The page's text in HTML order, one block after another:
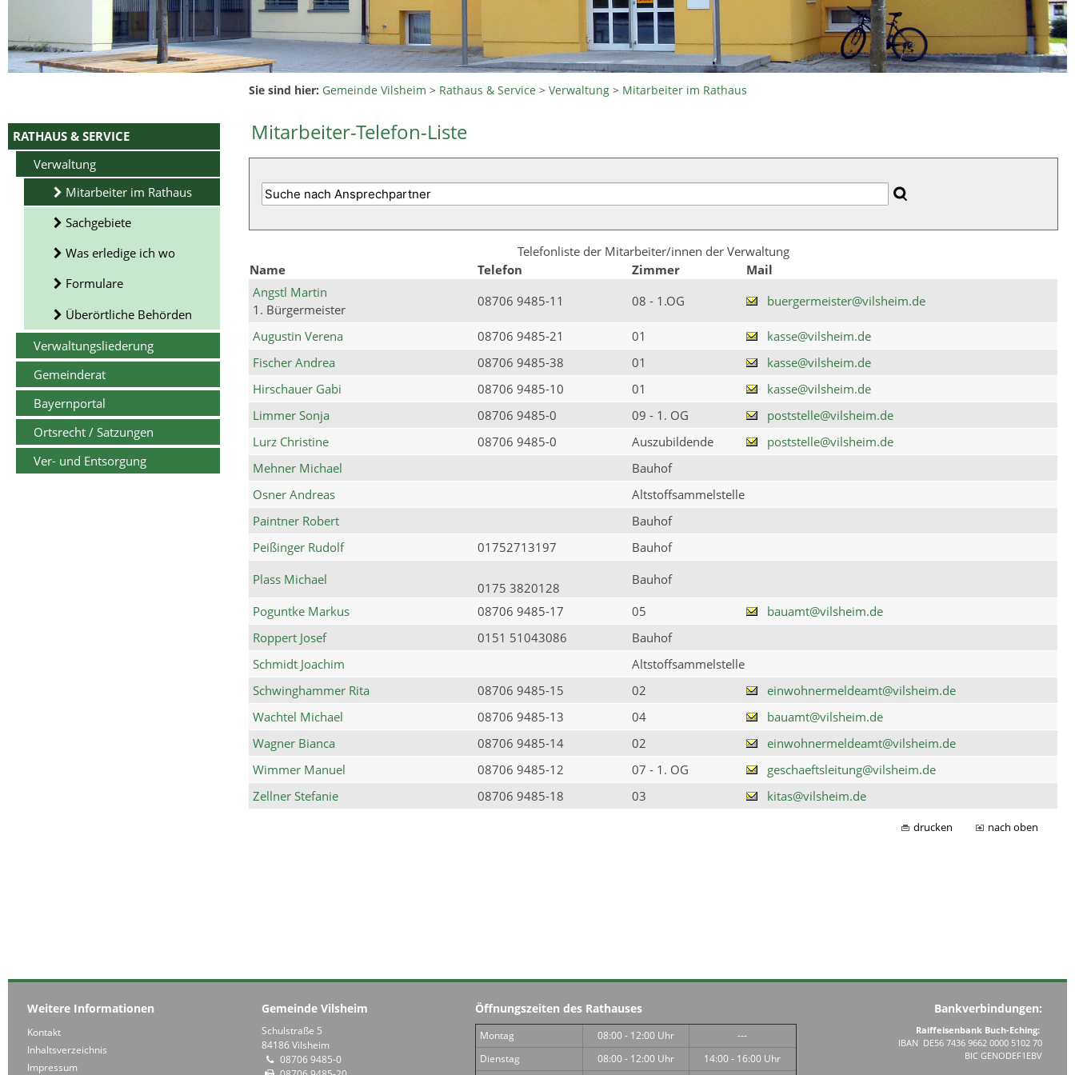
RATHAUS & SERVICE
Verwaltung
Mitarbeiter im Rathaus
Sachgebiete
Was erledige ich wo
Formulare
Überörtliche Behörden
Verwaltungsliederung
Gemeinderat
Bayernportal
Ortsrecht / Satzungen
Ver- und Entsorgung
Sie sind hier: Gemeinde Vilsheim > Rathaus & Service >Verwaltung > Mitarbeiter im Rathaus
Mitarbeiter-Telefon-Liste
Telefonliste der Mitarbeiter/innen der Verwaltung
Name
Telefon Zimmer
Mail
Angstl Martin
1. Bürgermeister
08706 9485-11 08 - 1.OG buergermeister@vilsheim.de
Augustin Verena 08706 9485-21 01
kasse@vilsheim.de
Fischer Andrea
08706 9485-38 01
kasse@vilsheim.de
Hirschauer Gabi
08706 9485-10 01
kasse@vilsheim.de
Limmer Sonja
08706 9485-0 09 - 1. OG
poststelle@vilsheim.de
Lurz Christine
08706 9485-0 Auszubildende
poststelle@vilsheim.de
Mehner Michael
Bauhof
Osner Andreas
Altstoffsammelstelle
Paintner Robert
Bauhof
Peißinger Rudolf
01752713197
Bauhof
Plass Michael
0175 3820128
Bauhof
Poguntke Markus
08706 9485-17 05
bauamt@vilsheim.de
Roppert Josef
0151 51043086
Bauhof
Schmidt Joachim
Altstoffsammelstelle
Schwinghammer Rita
08706 9485-15 02
einwohnermeldeamt@vilsheim.de
Wachtel Michael
08706 9485-13 04
bauamt@vilsheim.de
Wagner Bianca
08706 9485-14 02
einwohnermeldeamt@vilsheim.de
Wimmer Manuel
08706 9485-12 07 - 1. OG
geschaeftsleitung@vilsheim.de
Zellner Stefanie
08706 9485-18 03 kitas@vilsheim.de
drucken nach oben
Weitere Informationen
Kontakt
Inhaltsverzeichnis
Impressum
Gemeinde Vilsheim
Schulstraße 5
84186 Vilsheim
08706 9485-0
Öffnungszeiten des Rathauses
Montag 08:00 - 12:00 Uhr
---
Dienstag
08:00 - 12:00 Uhr
14:00 - 16:00 Uhr
Bankverbindungen:
Raiffeisenbank Buch-Eching:
IBAN DE56 7436 9662 0000 5102 70
BIC GENODEF1EBV